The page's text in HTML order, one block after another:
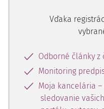
subjektov nemožno
Vzájomné konzultácie
vyjadruje kompetenčné
sa majúpreveriť
dieťa je vystavené
neľudskému alebo
Vďaka
Odborné články z
Monitoring
Moja kancelária
sledovanie